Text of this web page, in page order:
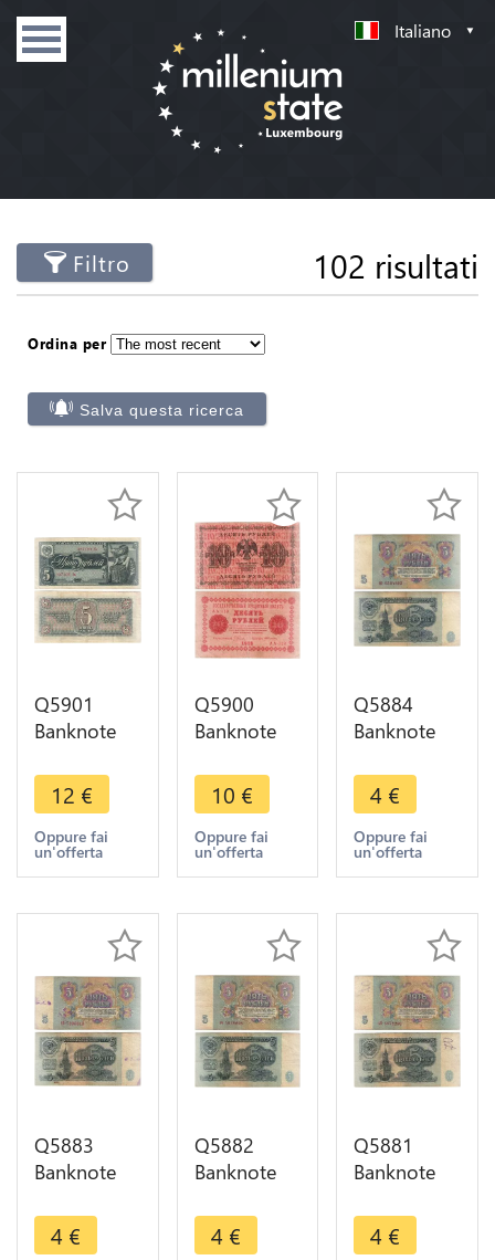
Italiano
Filtro 102 risultati
Ordina per
Salva questa ricerca
Q5901
Banknote
Roubles
Aviator
1938 ->
Make offer
12 €
Oppure fai
un'offerta
Q5900
Banknote
Roubles
1918 ->
Make offer
10 €
Oppure fai
un'offerta
Q5884
Banknote
USSR 5
Rouble
1961 ->
Make offer
4 €
Oppure fai
un'offerta
Q5883
Banknote
USSR 5
Rouble
4 €
Q5882
Banknote
USSR 5
Rouble
4 €
Q5881
Banknote
USSR 5
Rouble
4 €